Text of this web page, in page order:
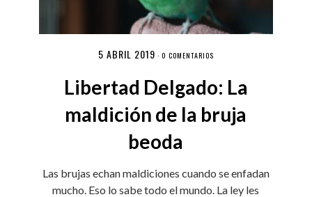
5 ABRIL 2019 · 0 COMENTARIOS
Libertad Delgado: La
maldición de la bruja
beoda
Las brujas echan maldiciones cuando se enfadan
mucho. Eso lo sabe todo el mundo. La ley les